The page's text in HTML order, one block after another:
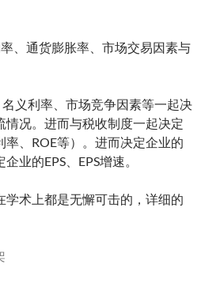
、通货膨胀率、市场交易因素与
义利率、市场竞争因素等一起决
情况。进而与税收制度一起决定
、ROE等）。进而决定企业的
业的EPS、EPS增速。
术上都是无懈可击的，详细的